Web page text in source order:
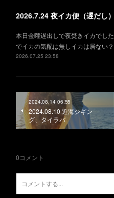
2026.7.24 夜イカ便（遅だし）
本日金曜遅出しで夜焚きイカでし
でイカの気配は無しイカは居ない
2026.07.25 23:58
2024.08.14 06:55
2024.08.10 近海ジギン
グ、タイラバ
0コメント